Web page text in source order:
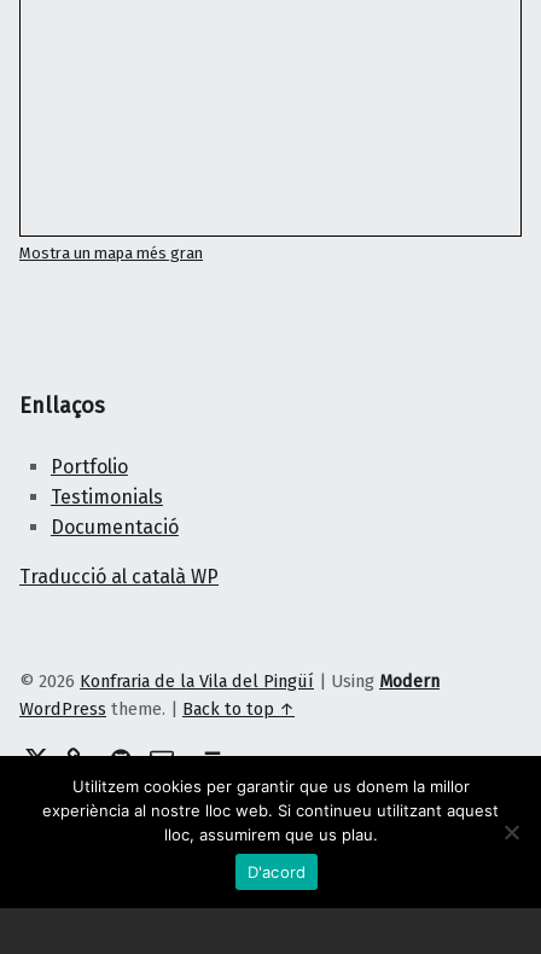
Menu
Mostra un mapa més gran
Enllaços
Portfolio
Testimonials
Documentació
Traducció al català WP
© 2026 Konfraria de la Vila del Pingüí | Using Modern
WordPress theme. | Back to top ↑
Utilitzem cookies per garantir que us donem la millor
experiència al nostre lloc web. Si continueu utilitzant aquest
lloc, assumirem que us plau.
D'acord